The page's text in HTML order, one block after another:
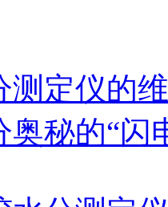
定仪的维
奥秘的“